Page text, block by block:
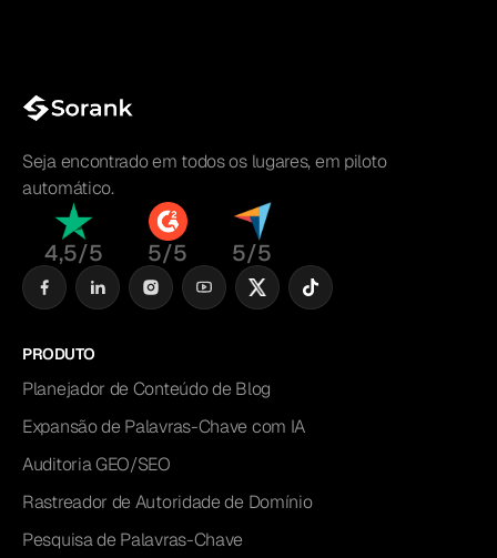
Seja encontrado em todos os lugares, em piloto
automático.
4,5/5 5/5 5/5
PRODUTO
Planejador de Conteúdo de Blog
Expansão de Palavras-Chave com IA
Auditoria GEO/SEO
Rastreador de Autoridade de Domínio
Pesquisa de Palavras-Chave